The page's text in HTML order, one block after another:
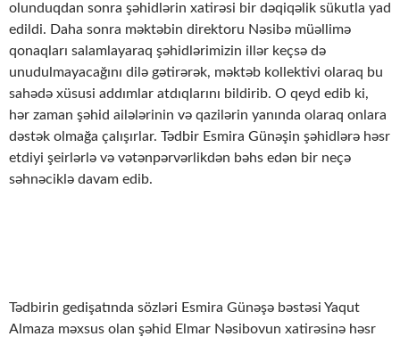
olunduqdan sonra şəhidlərin xatirəsi bir dəqiqəlik sükutla yad
edildi. Daha sonra məktəbin direktoru Nəsibə müəllimə
qonaqları salamlayaraq şəhidlərimizin illər keçsə də
unudulmayacağını dilə gətirərək, məktəb kollektivi olaraq bu
sahədə xüsusi addımlar atdıqlarını bildirib. O qeyd edib ki,
hər zaman şəhid ailələrinin və qazilərin yanında olaraq onlara
dəstək olmağa çalışırlar. Tədbir Esmira Günəşin şəhidlərə həsr
etdiyi şeirlərlə və vətənpərvərlikdən bəhs edən bir neçə
səhnəciklə davam edib.
Tədbirin gedişatında sözləri Esmira Günəşə bəstəsi Yaqut
Almaza məxsus olan şəhid Elmar Nəsibovun xatirəsinə həsr